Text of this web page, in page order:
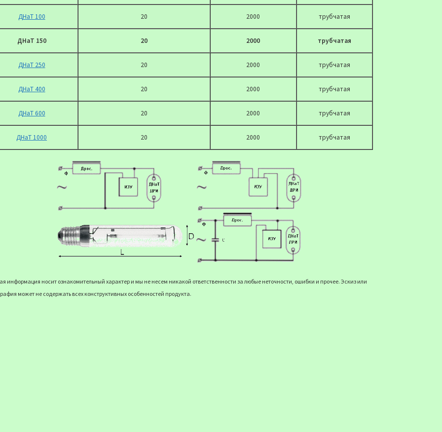
ДНаТ 100 20 2000 трубчатая
ДНаТ 150 20 2000 трубчатая
ДНаТ 250 20 2000 трубчатая
ДНаТ 400 20 2000 трубчатая
ДНаТ 600 20 2000 трубчатая
ДНаТ 1000 20 2000 трубчатая
информация носит ознакомительный характер и мы не несем никакой ответственности за любые неточности, ошибки и прочее. Эскиз или
может не содержать всех конструктивных особенностей продукта.